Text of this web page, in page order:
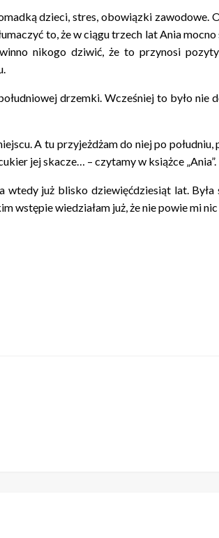
dzieci, stres, obowiązki zawodowe.
to, że w ciągu trzech lat Ania
nikogo dziwić, że to przynosi
drzemki. Wcześniej to było nie
A tu przyjeżdżam do niej po
jej skacze… – czytamy w książce „Ania”.
już blisko dziewięćdziesiąt lat.
wstępie wiedziałam już, że nie powie mi